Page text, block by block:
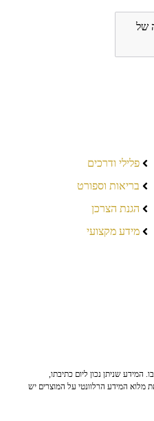
של
פלילי ודרכים
בריאות וספורט
הגנת הצרכן
מידע מקצועי
שניתן נכון ליום כתיבתו,
מלוא המידע הרלוונטי על המוצרים יש